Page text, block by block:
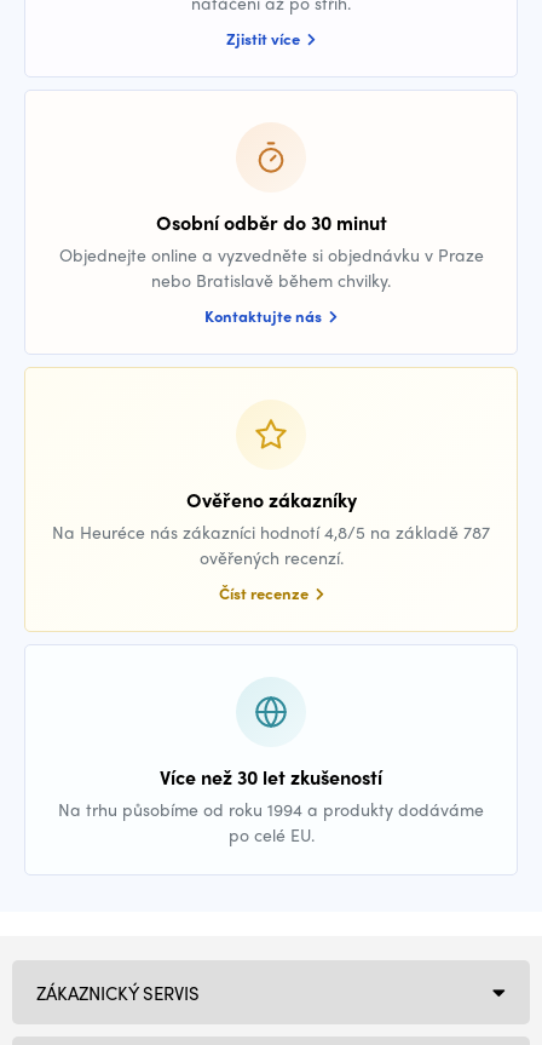
Zjistit více
Osobní odběr do 30 minut
Objednejte online a vyzvedněte si objednávku v Praze
nebo Bratislavě během chvilky.
Kontaktujte nás
Ověřeno zákazníky
Na Heuréce nás zákazníci hodnotí 4,8/5 na základě 787
ověřených recenzí.
Číst recenze
Více než 30 let zkušeností
Na trhu působíme od roku 1994 a produkty dodáváme
po celé EU.
ZÁKAZNICKÝ SERVIS